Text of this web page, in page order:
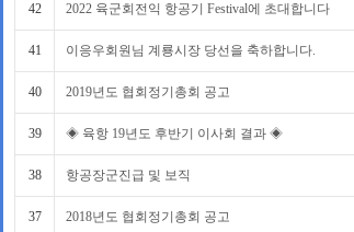
42 2022 육군회전익 항공기 Festival에 초대합니다
41 이응우회원님 계룡시장 당선을 축하합니다.
40 2019년도 협회정기총회 공고
39 ◈ 육항 19년도 후반기 이사회 결과 ◈
38 항공장군진급 및 보직
37 2018년도 협회정기총회 공고